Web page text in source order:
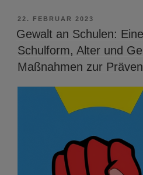
VERÖFFENTLICHT
AM
22. FEBRUAR 2023
Gewalt an Schulen:
Schulform, Alter und
Maßnahmen zur